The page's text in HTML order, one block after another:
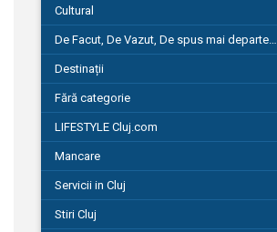
Cultural
De Facut, De Vazut, De spus mai departe…
Destinații
Fără categorie
LIFESTYLE Cluj.com
Mancare
Servicii in Cluj
Stiri Cluj